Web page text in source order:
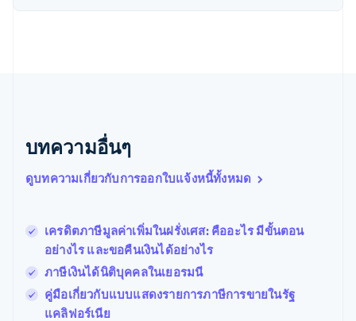
บทความอื่นๆ
ดูบทความเกี่ยวกับการออกใบแจ้งหนี้ทั้งหมด
เครดิตภาษีมูลค่าเพิ่มในฝรั่งเศส: คืออะไร มีขั้นตอน
อย่างไร และขอคืนเงินได้อย่างไร
ภาษีเงินได้นิติบุคคลในเยอรมนี
คู่มือเกี่ยวกับแบบแสดงรายการภาษีการขายในรัฐ
แคลิฟอร์เนีย
นอร์เวย์
บัลแกเรีย
English
เบลเยียม
Português English
โปแลนด์
English
ฝรั่งเศส
Français
ฟินแลนด์
EnglishSvenska